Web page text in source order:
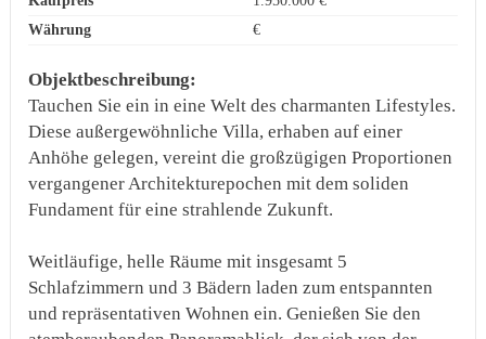
Währung
€
Objektbeschreibung:
Tauchen Sie ein in eine Welt des charmanten Lifestyles.
Diese außergewöhnliche Villa, erhaben auf einer
Anhöhe gelegen, vereint die großzügigen Proportionen
vergangener Architekturepochen mit dem soliden
Fundament für eine strahlende Zukunft.
Weitläufige, helle Räume mit insgesamt 5
Schlafzimmern und 3 Bädern laden zum entspannten
und repräsentativen Wohnen ein. Genießen Sie den